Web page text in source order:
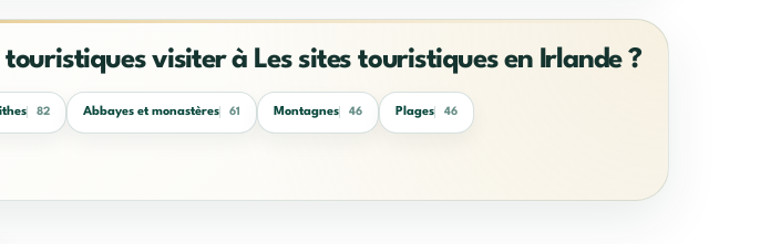
touristiques visiter à Les sites touristiques en Irlande ?
82 Abbayes et monastères 61 Montagnes 46 Plages 46